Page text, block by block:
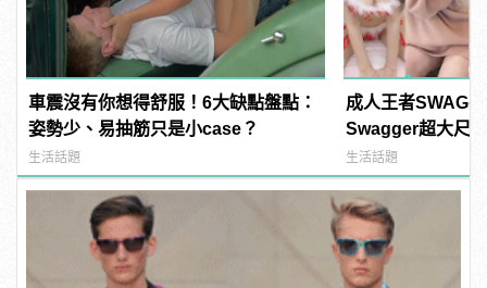
車震沒有你想得舒服！6大缺點盤點：
姿勢少、易抽筋只是小case？
生活話題
成人王者SWAG
Swagger超大尺
紅海鮮通通有，
結！ |
生活話題